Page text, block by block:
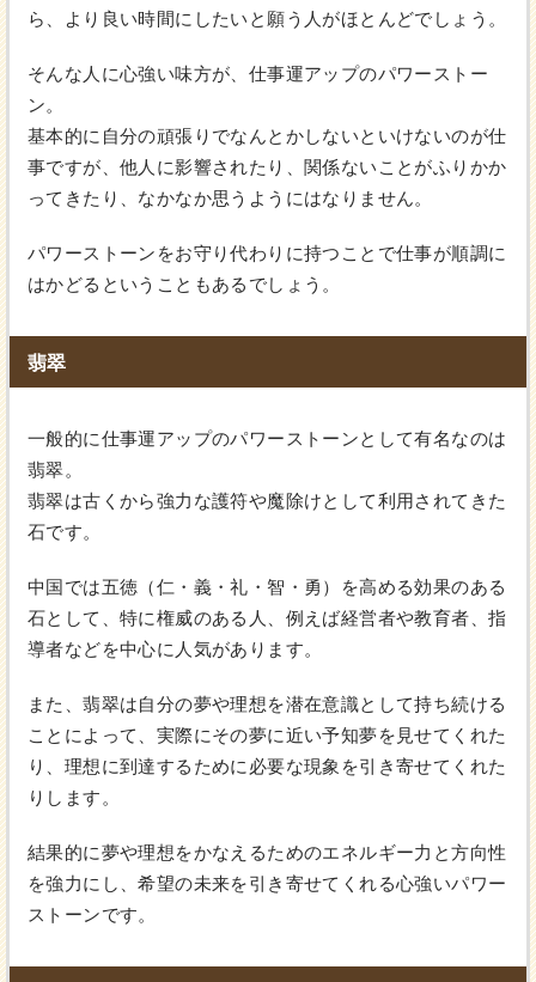
ら、より良い時間にしたいと願う人がほとんどでしょう。
そんな人に心強い味方が、仕事運アップのパワーストー
ン。
基本的に自分の頑張りでなんとかしないといけないのが仕
事ですが、他人に影響されたり、関係ないことがふりかか
ってきたり、なかなか思うようにはなりません。
パワーストーンをお守り代わりに持つことで仕事が順調に
はかどるということもあるでしょう。
翡翠
一般的に仕事運アップのパワーストーンとして有名なのは
翡翠。
翡翠は古くから強力な護符や魔除けとして利用されてきた
石です。
中国では五徳（仁・義・礼・智・勇）を高める効果のある
石として、特に権威のある人、例えば経営者や教育者、指
導者などを中心に人気があります。
また、翡翠は自分の夢や理想を潜在意識として持ち続ける
ことによって、実際にその夢に近い予知夢を見せてくれた
り、理想に到達するために必要な現象を引き寄せてくれた
りします。
結果的に夢や理想をかなえるためのエネルギー力と方向性
を強力にし、希望の未来を引き寄せてくれる心強いパワー
ストーンです。